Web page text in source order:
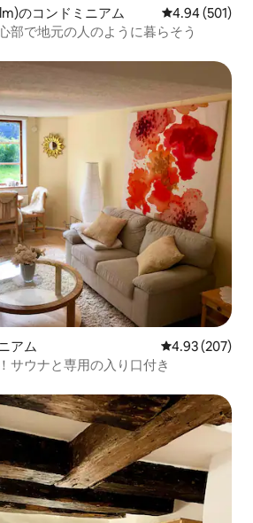
のコンドミニアム レビュー501
4.94 (501)
部で地元の人のように暮らそう
スです。
アム レビュー207
4.93 (207)
サウナと専用の入り口付き
スです。